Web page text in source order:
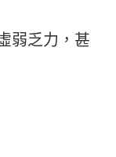
弱乏力，甚